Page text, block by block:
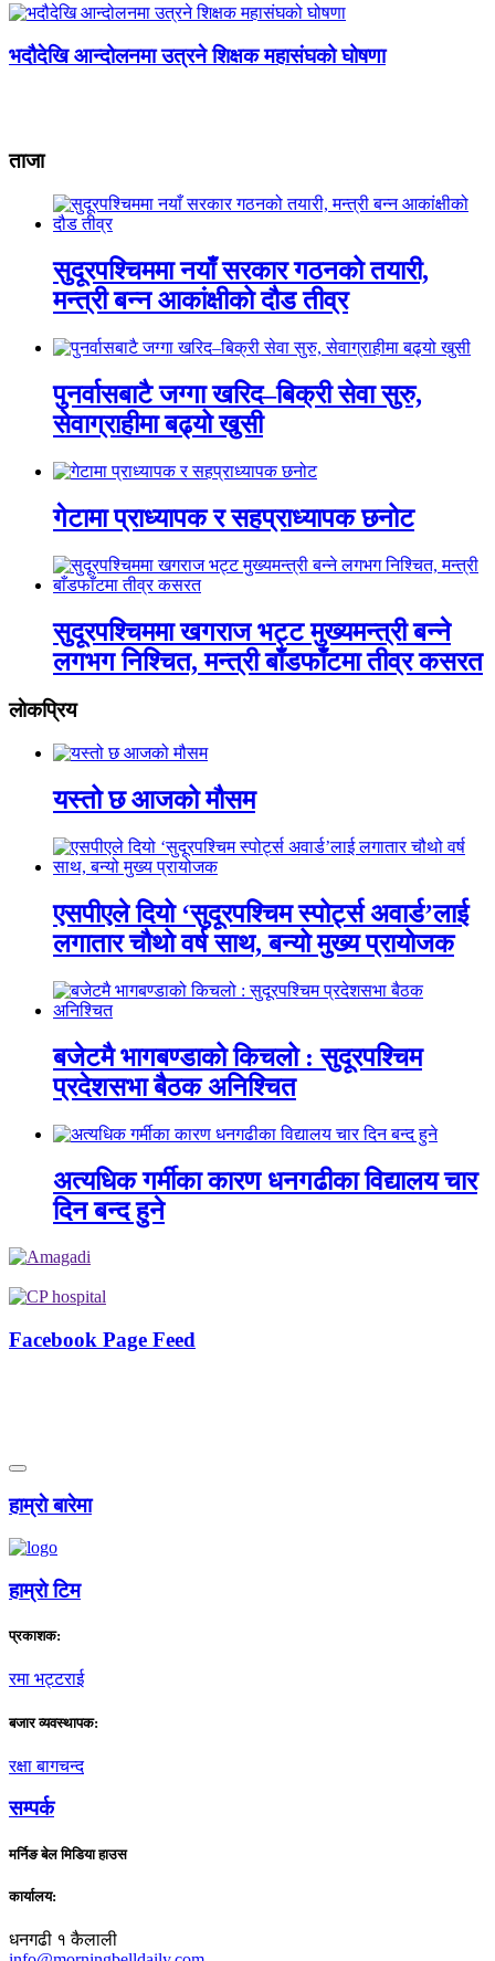
भदौदेखि आन्दोलनमा उत्रने शिक्षक महासंघको घोषणा
ताजा
सुदूरपश्चिममा नयाँ सरकार गठनको तयारी,
मन्त्री बन्न आकांक्षीको दौड तीव्र
पुनर्वासबाटै जग्गा खरिद–बिक्री सेवा सुरु,
सेवाग्राहीमा बढ्यो खुसी
गेटामा प्राध्यापक र सहप्राध्यापक छनोट
सुदूरपश्चिममा खगराज भट्ट मुख्यमन्त्री बन्ने
लगभग निश्चित, मन्त्री बाँडफाँटमा तीव्र कसरत
लाेकप्रिय
यस्तो छ आजको मौसम
एसपीएले दियो ‘सुदूरपश्चिम स्पोर्ट्स अवार्ड’लाई
लगातार चौथो वर्ष साथ, बन्यो मुख्य प्रायोजक
बजेटमै भागबण्डाको किचलो : सुदूरपश्चिम
प्रदेशसभा बैठक अनिश्चित
अत्यधिक गर्मीका कारण धनगढीका विद्यालय चार
दिन बन्द हुने
Facebook Page Feed
हाम्राे बारेमा
हाम्राे टिम
प्रकाशक:
रमा भट्टराई
बजार व्यवस्थापक:
रक्षा बागचन्द
सम्पर्क
मर्निङ बेल मिडिया हाउस
कार्यालय:
धनगढी १ कैलाली